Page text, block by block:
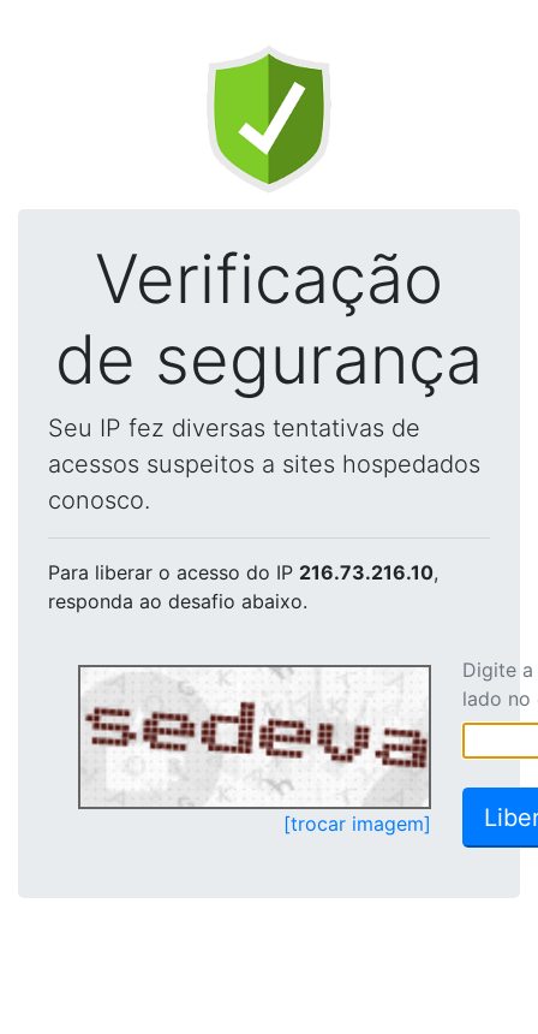
Verificação
de segurança
Seu IP fez diversas tentativas de
acessos suspeitos a sites hospedados
conosco.
Para liberar o acesso do IP 216.73.216.10,
responda ao desafio abaixo.
[trocar imagem]
Digite
lado no